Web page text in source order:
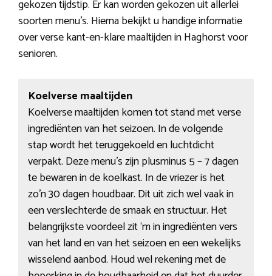
gekozen tijdstip. Er kan worden gekozen uit allerlei
soorten menu’s. Hierna bekijkt u handige informatie
over verse kant-en-klare maaltijden in Haghorst voor
senioren.
Koelverse maaltijden
Koelverse maaltijden komen tot stand met verse
ingrediënten van het seizoen. In de volgende
stap wordt het teruggekoeld en luchtdicht
verpakt. Deze menu’s zijn plusminus 5 – 7 dagen
te bewaren in de koelkast. In de vriezer is het
zo’n 30 dagen houdbaar. Dit uit zich wel vaak in
een verslechterde de smaak en structuur. Het
belangrijkste voordeel zit ‘m in ingrediënten vers
van het land en van het seizoen en een wekelijks
wisselend aanbod. Houd wel rekening met de